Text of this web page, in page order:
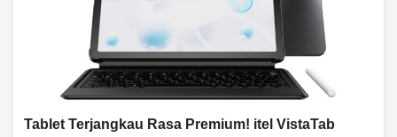
Tablet Terjangkau Rasa Premium! itel VistaTab